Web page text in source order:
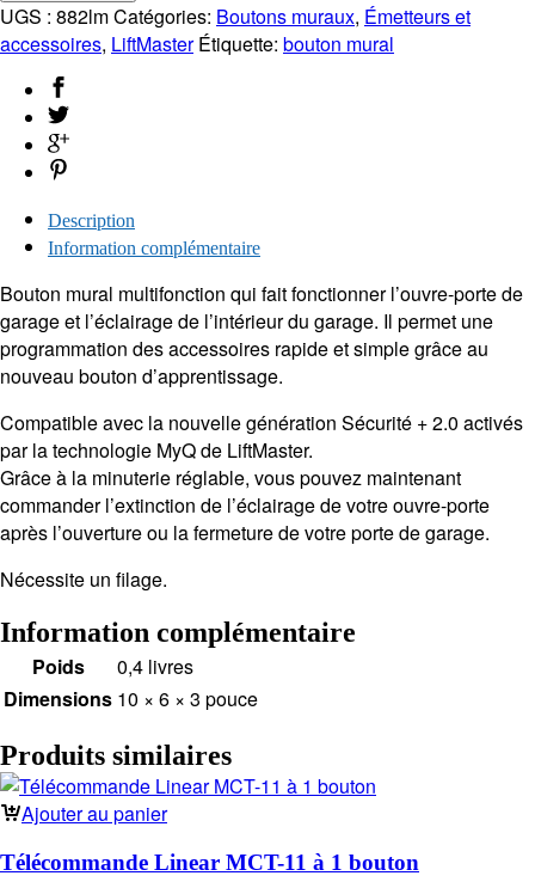
UGS : 882lmCatégories: Boutons muraux, Émetteurs et
accessoires, LiftMaster Étiquette: bouton mural
Description
Information complémentaire
Bouton mural multifonction qui fait fonctionner l’ouvre-porte de
garage et l’éclairage de l’intérieur du garage. Il permet une
programmation des accessoires rapide et simple grâce au
nouveau bouton d’apprentissage.
Compatible avec la nouvelle génération Sécurité + 2.0 activés
par la technologie MyQ de LiftMaster.
Grâce à la minuterie réglable, vous pouvez maintenant
commander l’extinction de l’éclairage de votre ouvre-porte
après l’ouverture ou la fermeture de votre porte de garage.
Nécessite un filage.
Information complémentaire
Poids
0,4 livres
Dimensions 10 × 6 × 3 pouce
Produits similaires
Ajouter au panier
Télécommande Linear MCT-11 à 1 bouton